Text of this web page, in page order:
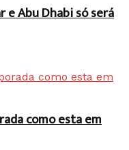
e Abu Dhabi só será
como esta em